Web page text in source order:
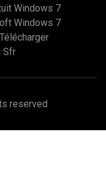
Windows 7
Windows 7
Sfr
reserved